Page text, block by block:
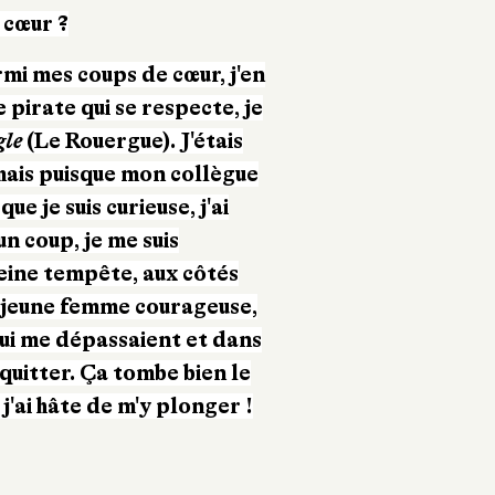
?
mes coups de cœur, j'en
pirate qui se respecte, je
(Le Rouergue). J'étais
puisque mon collègue
je suis curieuse, j'ai
coup, je me suis
tempête, aux côtés
femme courageuse,
me dépassaient et dans
Ça tombe bien le
hâte de m'y plonger !